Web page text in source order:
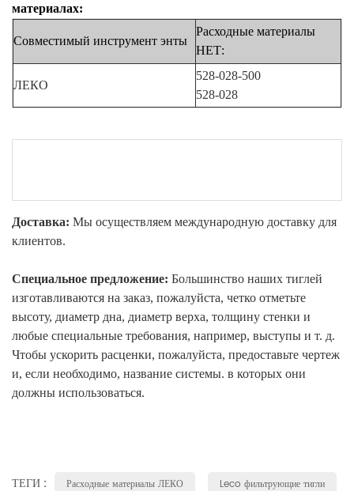
материалах:
Совместимый инструмент энты
Расходные материалы
НЕТ:
ЛЕКО
528-028-500
528-028
Доставка: Мы осуществляем международную доставку для
клиентов.
Специальное предложение: Большинство наших тиглей
изготавливаются на заказ, пожалуйста, четко отметьте
высоту, диаметр дна, диаметр верха, толщину стенки и
любые специальные требования, например, выступы и т. д.
Чтобы ускорить расценки, пожалуйста, предоставьте чертеж
и, если необходимо, название системы. в которых они
должны использоваться.
ТЕГИ : Расходные материалы ЛЕКО Leco фильтрующие тигли